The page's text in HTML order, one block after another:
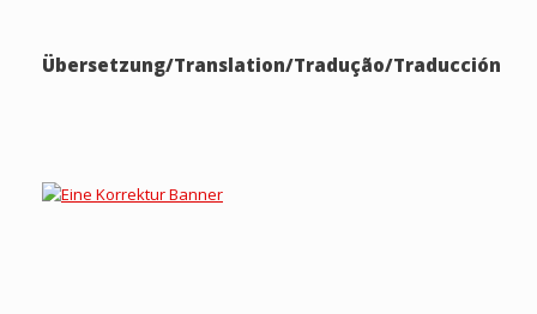
Übersetzung/Translation/Tradução/Traducción